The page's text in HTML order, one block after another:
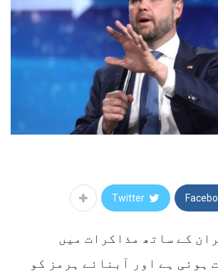
Twitter
کے ساتھ مذاکرات میں
ہوئی ہے اور آبنائے ہرمز کو